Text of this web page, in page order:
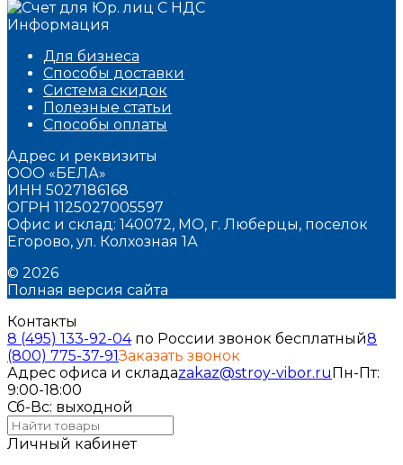
Информация
Для бизнеса
Способы доставки
Система скидок
Полезные статьи
Способы оплаты
Адрес и реквизиты
ООО «БЕЛА»
ИНН 5027186168
ОГРН 1125027005597
Офис и склад: 140072, МО, г. Люберцы, поселок
Егорово, ул. Колхозная 1А
© 2026
Полная версия сайта
Контакты
8 (495) 133-92-04по России звонок бесплатный8
(800) 775-37-91Заказать звонок
Адрес офиса и складаzakaz@stroy-vibor.ruПн-Пт:
9:00-18:00
Сб-Вс: выходной
Личный кабинет